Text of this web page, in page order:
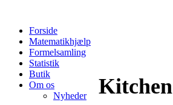
Forside
Matematikhjælp
Formelsamling
Statistik
Butik
Om os
Nyheder
Kitchen